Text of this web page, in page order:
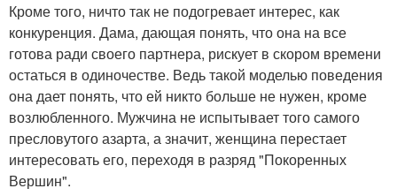
Кроме того, ничто так не подогревает интерес, как
конкуренция. Дама, дающая понять, что она на все
готова ради своего партнера, рискует в скором времени
остаться в одиночестве. Ведь такой моделью поведения
она дает понять, что ей никто больше не нужен, кроме
возлюбленного. Мужчина не испытывает того самого
пресловутого азарта, а значит, женщина перестает
интересовать его, переходя в разряд "Покоренных
Вершин".